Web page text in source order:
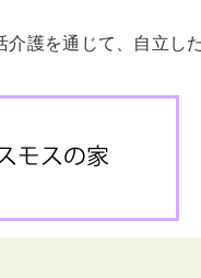
介護を通じて、自立し